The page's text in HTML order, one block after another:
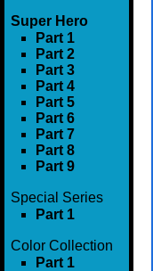
Super Hero
Part 1
Part 2
Part 3
Part 4
Part 5
Part 6
Part 7
Part 8
Part 9
Special Series
Part 1
Color Collection
Part 1